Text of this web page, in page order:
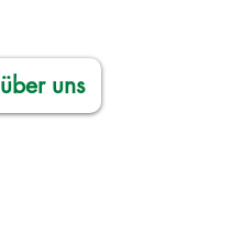
über uns